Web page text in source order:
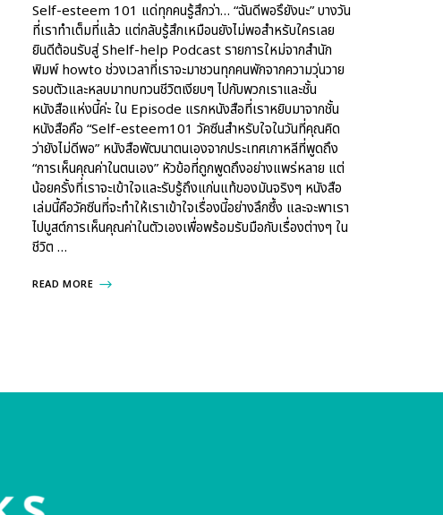
Self-esteem 101 แด่ทุกคนรู้สึกว่า… “ฉันดีพอรึยังนะ” บางวัน
ที่เราทำเต็มที่แล้ว แต่กลับรู้สึกเหมือนยังไม่พอสำหรับใครเลย
ยินดีต้อนรับสู่ Shelf-help Podcast รายการใหม่จากสำนัก
พิมพ์ howto ช่วงเวลาที่เราจะมาชวนทุกคนพักจากความวุ่นวาย
รอบตัวและหลบมาทบทวนชีวิตเงียบๆ ไปกับพวกเราและชั้น
หนังสือแห่งนี้ค่ะ ใน Episode แรกหนังสือที่เราหยิบมาจากชั้น
หนังสือคือ “Self-esteem101 วัคซีนสําหรับใจในวันที่คุณคิด
ว่ายังไม่ดีพอ” หนังสือพัฒนาตนเองจากประเทศเกาหลีที่พูดถึง
“การเห็นคุณค่าในตนเอง” หัวข้อที่ถูกพูดถึงอย่างแพร่หลาย แต่
น้อยครั้งที่เราจะเข้าใจและรับรู้ถึงแก่นแท้ของมันจริงๆ หนังสือ
เล่มนี้คือวัคซีนที่จะทำให้เราเข้าใจเรื่องนี้อย่างลึกซึ้ง และจะพาเรา
ไปบูสต์การเห็นคุณค่าในตัวเองเพื่อพร้อมรับมือกับเรื่องต่างๆ ใน
ชีวิต …
READ MORE